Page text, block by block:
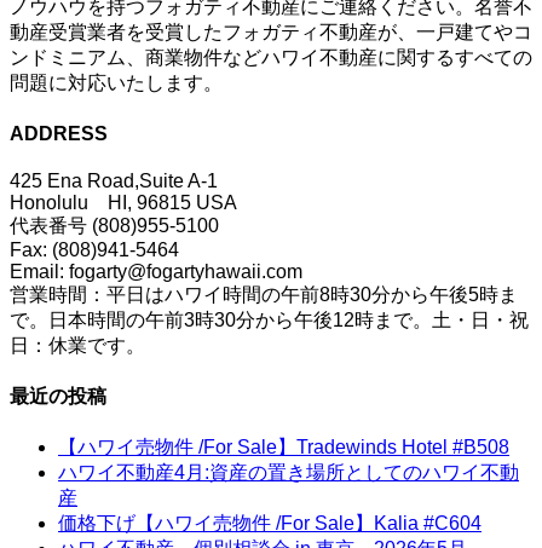
ノウハウを持つフォガティ不動産にご連絡ください。名誉不
動産受賞業者を受賞したフォガティ不動産が、一戸建てやコ
ンドミニアム、商業物件などハワイ不動産に関するすべての
問題に対応いたします。
ADDRESS
425 Ena Road,Suite A-1
Honolulu HI, 96815 USA
代表番号 (808)955-5100
Fax: (808)941-5464
Email: fogarty@fogartyhawaii.com
営業時間：平日はハワイ時間の午前8時30分から午後5時ま
で。日本時間の午前3時30分から午後12時まで。土・日・祝
日：休業です。
最近の投稿
【ハワイ売物件 /For Sale】Tradewinds Hotel #B508
ハワイ不動産4月:資産の置き場所としてのハワイ不動
産
価格下げ【ハワイ売物件 /For Sale】Kalia #C604